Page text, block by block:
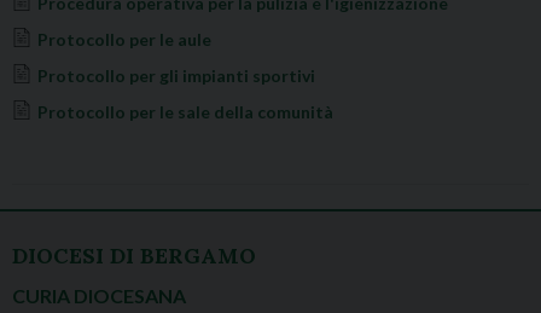
Protocollo per le aule
Protocollo per gli impianti sportivi
Protocollo per le sale della comunità
DIOCESI DI BERGAMO
CURIA DIOCESANA